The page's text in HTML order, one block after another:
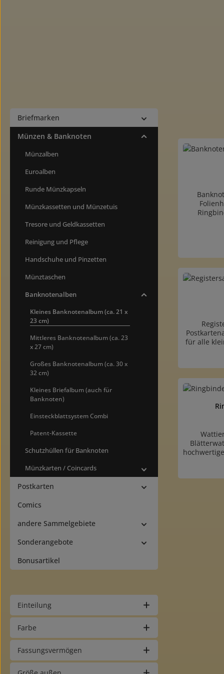
Briefmarken
Münzen & Banknoten
Münzalben
Euroalben
Runde Münzkapseln
Münzkassetten und Münzetuis
Tresore und Geldkassetten
Reinigung und Pflege
Handschuhe und Pinzetten
Münztaschen
Banknotenalben
Kleines Banknotenalbum (ca. 21 x
23 cm)
Mittleres Banknotenalbum (ca. 23
x 27 cm)
Großes Banknotenalbum (ca. 30 x
32 cm)
Kleines Briefalbum (auch für
Banknoten)
Einsteckblattsystem Combi
Patent-Kassette
Schutzhüllen für Banknoten
Münzkarten / Coincards
Postkarten
Comics
andere Sammelgebiete
Sonderangebote
Bonusartikel
Einteilung
Farbe
Fassungsvermögen
Stelle
oder
Taschen
bis 150 x
mm
zur
für alle
seitlichen
weißem